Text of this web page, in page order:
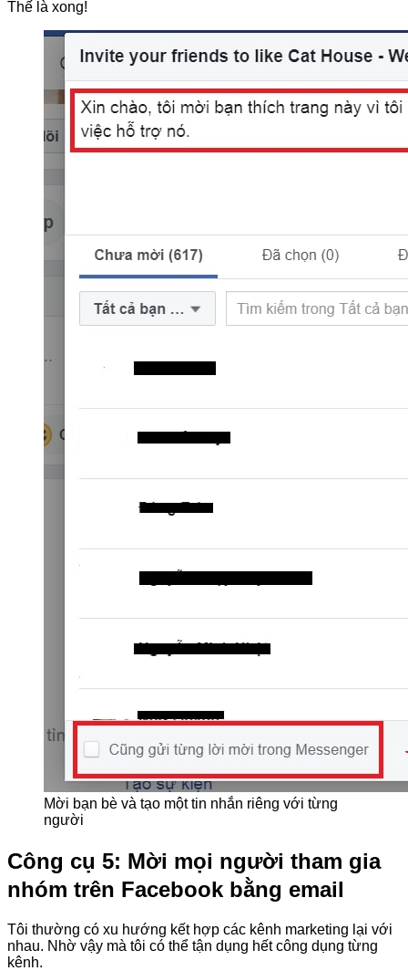
Thế là xong!
Mời bạn bè và tạo một tin nhắn riêng với từng
người
Công cụ 5: Mời mọi người tham gia
nhóm trên Facebook bằng email
Tôi thường có xu hướng kết hợp các kênh marketing lại với
nhau. Nhờ vậy mà tôi có thể tận dụng hết công dụng từng
kênh.